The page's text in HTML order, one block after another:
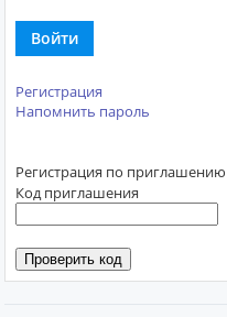
Войти
Регистрация
Напомнить пароль
Регистрация по приглашению
Код приглашения